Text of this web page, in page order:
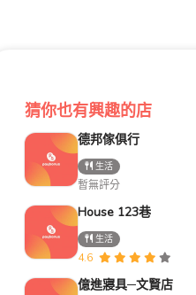
猜你也有興趣的店
德邦傢俱行
生活
暫無評分
House 123巷
生活
4.6
億進寢具─文賢店